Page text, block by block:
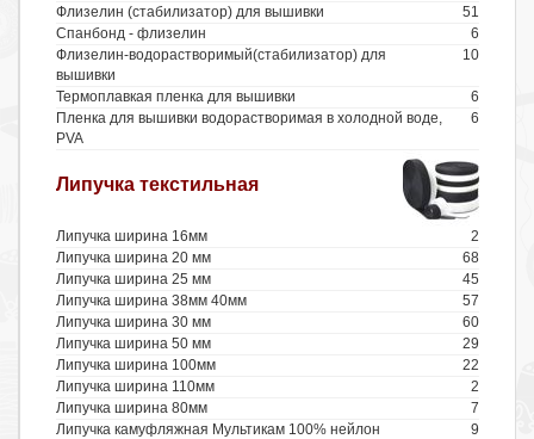
51
Флизелин (стабилизатор) для вышивки
6
Спанбонд - флизелин
10
Флизелин-водорастворимый(стабилизатор) для
вышивки
6
Термоплавкая пленка для вышивки
6
Пленка для вышивки водорастворимая в холодной воде,
PVA
Липучка текстильная
2
Липучка ширина 16мм
68
Липучка ширина 20 мм
45
Липучка ширина 25 мм
57
Липучка ширина 38мм 40мм
60
Липучка ширина 30 мм
29
Липучка ширина 50 мм
22
Липучка ширина 100мм
2
Липучка ширина 110мм
7
Липучка ширина 80мм
9
Липучка камуфляжная Мультикам 100% нейлон